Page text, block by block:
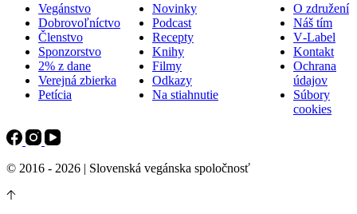
Vegánstvo
Dobrovoľníctvo
Členstvo
Sponzorstvo
2% z dane
Verejná zbierka
Petícia
Novinky
Podcast
Recepty
Knihy
Filmy
Odkazy
Na stiahnutie
O združení
Náš tím
V‑Label
Kontakt
Ochrana
údajov
Súbory
cookies
© 2016 - 2026 | Slovenská vegánska spoločnosť